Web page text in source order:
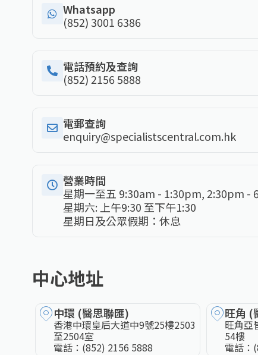
Whatsapp
(852) 3001 6386
電話預約及查詢
(852) 2156 5888
電郵查詢
enquiry@specialistscentral.com.hk
營業時間
星期一至五 9:30am - 1:30pm, 2:30pm -
星期六: 上午9:30 至下午1:30
星期日及公眾假期：休息
中心地址
中環 (醫思聯匯)
香港中環皇后大道中9號25樓2503
至2504室
電話： (852) 2156 5888
旺角 (
旺角亞
54樓
電話：